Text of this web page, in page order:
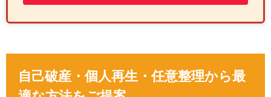
自己破産・個人再生・任意整理から最